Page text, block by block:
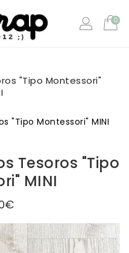
0
"Tipo Montessori"
"Tipo Montessori" MINI
Tesoros "Tipo
MINI